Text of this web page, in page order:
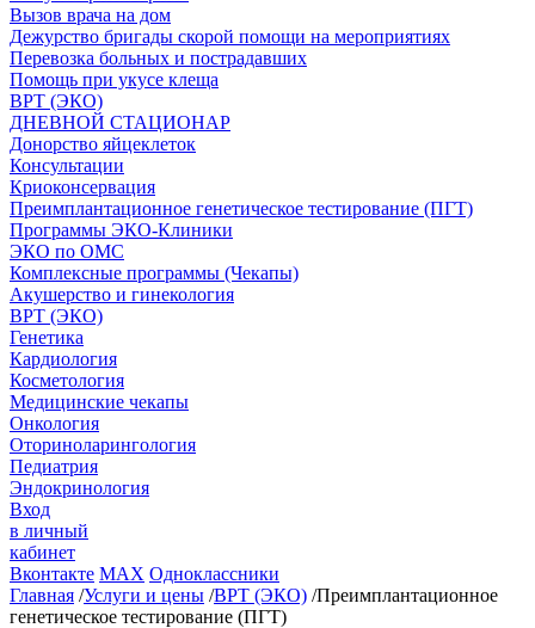
Вызов врача на дом
Дежурство бригады скорой помощи на мероприятиях
Перевозка больных и пострадавших
Помощь при укусе клеща
ВРТ (ЭКО)
ДНЕВНОЙ СТАЦИОНАР
Донорство яйцеклеток
Консультации
Криоконсервация
Преимплантационное генетическое тестирование (ПГТ)
Программы ЭКО-Клиники
ЭКО по ОМС
Комплексные программы (Чекапы)
Акушерство и гинекология
ВРТ (ЭКО)
Генетика
Кардиология
Косметология
Медицинские чекапы
Онкология
Оториноларингология
Педиатрия
Эндокринология
Вход
в личный
кабинет
Вконтакте MAX Одноклассники
Главная /Услуги и цены /ВРТ (ЭКО) /Преимплантационное
генетическое тестирование (ПГТ)